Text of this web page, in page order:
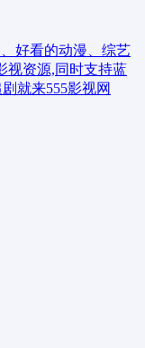
好看的动漫、综艺
视资源,同时支持蓝
就来555影视网